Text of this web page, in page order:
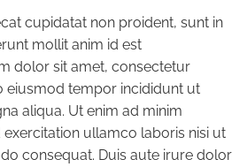
cupidatat non proident, sunt in
mollit anim id est
dolor sit amet, consectetur
eiusmod tempor incididunt ut
aliqua. Ut enim ad minim
ullamco laboris nisi ut
consequat. Duis aute irure dolor